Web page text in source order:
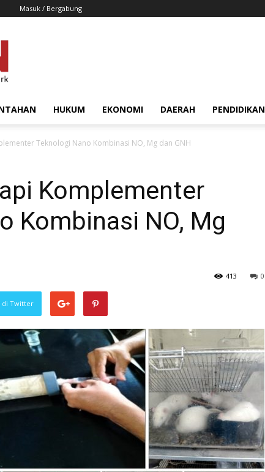
Masuk / Bergabung
HUKUM EKONOMI DAERAH PENDIDIKAN
Teknologi Nano Kombinasi NO, Mg dan GNH
Komplementer
Kombinasi NO, Mg
0
413
di Twitter